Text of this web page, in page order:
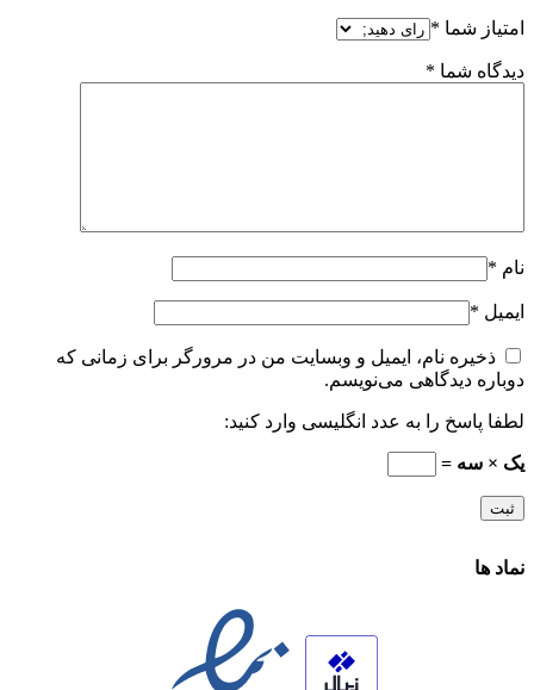
امتیاز شما *
دیدگاه شما *
نام *
ایمیل *
ذخیره نام، ایمیل و وبسایت من در مرورگر برای زمانی که
دوباره دیدگاهی می‌نویسم.
لطفا پاسخ را به عدد انگلیسی وارد کنید:
یک × سه =
نماد ها